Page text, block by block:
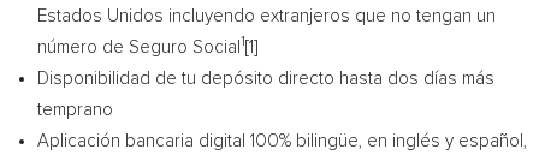
Estados Unidos incluyendo extranjeros que no tengan un
número de Seguro Social 1 [1]
Disponibilidad de tu depósito directo hasta dos días más
temprano
Aplicación bancaria digital 100% bilingüe, en inglés y español,